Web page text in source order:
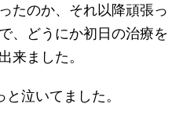
たのか、それ以降頑張っ
、どうにか初日の治療を
来ました。
泣いてました。